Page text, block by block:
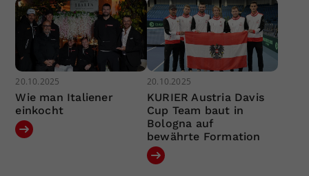
20.10.2025
Wie man Italiener
einkocht
20.10.2025
KURIER Austria Davis
Cup Team baut in
Bologna auf
bewährte Formation